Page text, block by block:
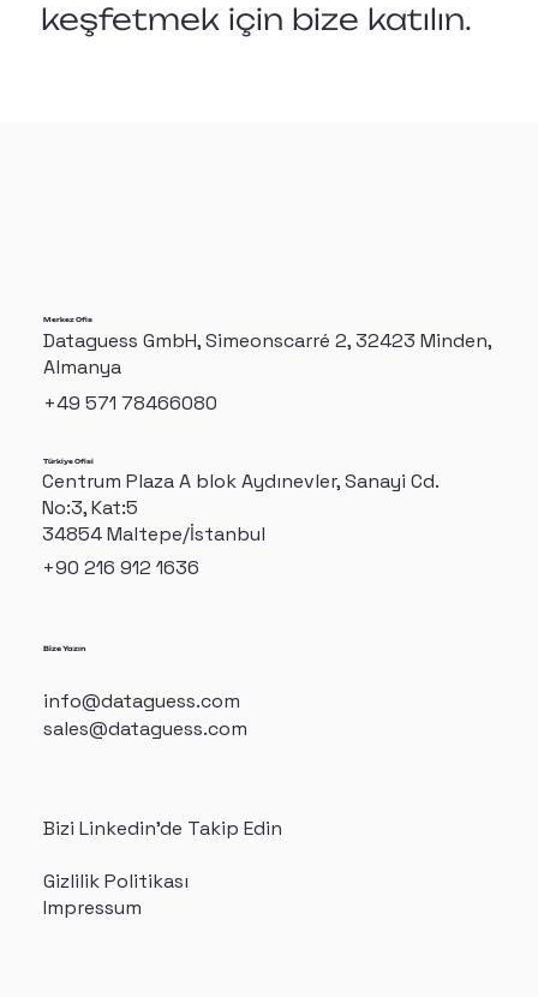
keşfetmek için bize katılın.
Merkez Ofis
Dataguess GmbH, Simeonscarré 2, 32423 Minden,
Almanya
+49 571 78466080
Türkiye Ofisi
Centrum Plaza A blok Aydınevler, Sanayi Cd.
No:3, Kat:5
34854 Maltepe/İstanbul
+90 216 912 1636
Bize Yazın
info@dataguess.com
sales@dataguess.com
Bizi Linkedin'de Takip Edin
Gizlilik Politikası
Impressum